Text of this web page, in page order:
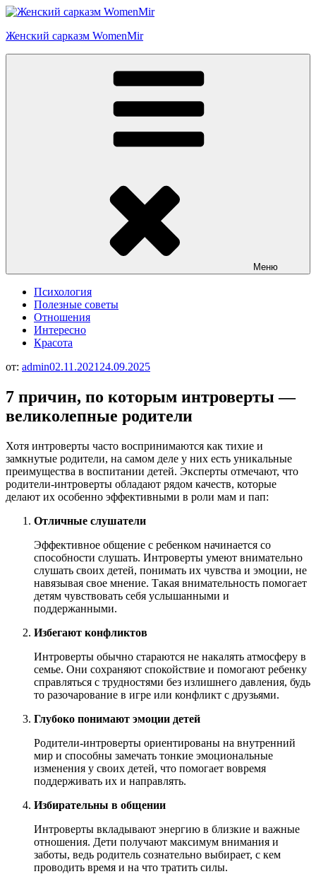
Перейти
содержимому
Женский сарказм WomenMir
Меню
Психология
Полезные советы
Отношения
Интересно
Красота
от: admin02.11.2021 24.09.2025
7 причин, по которым интроверты —
великолепные родители
Хотя интроверты часто воспринимаются как тихие и
замкнутые родители, на самом деле у них есть уникальные
преимущества в воспитании детей. Эксперты отмечают, что
родители-интроверты обладают рядом качеств, которые
делают их особенно эффективными в роли мам и пап:
Отличные слушатели
Эффективное общение с ребенком начинается со
способности слушать. Интроверты умеют внимательно
слушать своих детей, понимать их чувства и эмоции, не
навязывая свое мнение. Такая внимательность помогает
детям чувствовать себя услышанными и
поддержанными.
Избегают конфликтов
Интроверты обычно стараются не накалять атмосферу в
семье. Они сохраняют спокойствие и помогают ребенку
справляться с трудностями без излишнего давления, будь
то разочарование в игре или конфликт с друзьями.
Глубоко понимают эмоции детей
Родители-интроверты ориентированы на внутренний
мир и способны замечать тонкие эмоциональные
изменения у своих детей, что помогает вовремя
поддерживать их и направлять.
Избирательны в общении
Интроверты вкладывают энергию в близкие и важные
отношения. Дети получают максимум внимания и
заботы, ведь родитель сознательно выбирает, с кем
проводить время и на что тратить силы.